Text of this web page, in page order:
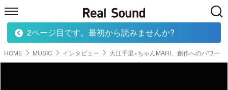
HOME MUSIC MOVIE TECH
HOME MUSIC インタビュー 大江千里×ちゃんMARI、創作へのパワー
2ページ目です。最初から読みませんか?